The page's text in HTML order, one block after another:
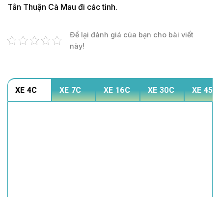
Tân Thuận Cà Mau đi các tỉnh.
Để lại đánh giá của bạn cho bài viết
này!
XE 4C XE 7C XE 16C XE 30C XE 45C